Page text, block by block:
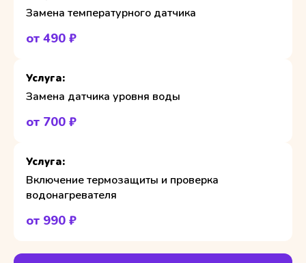
Замена температурного датчика
от 490 ₽
Замена датчика уровня воды
от 700 ₽
Включение термозащиты и проверка
водонагревателя
от 990 ₽